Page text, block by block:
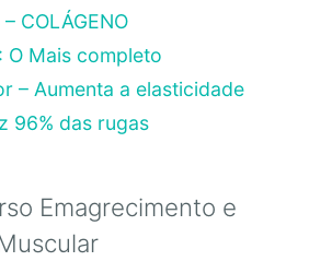
– COLÁGENO
O Mais completo
– Aumenta a elasticidade
96% das rugas
Emagrecimento e